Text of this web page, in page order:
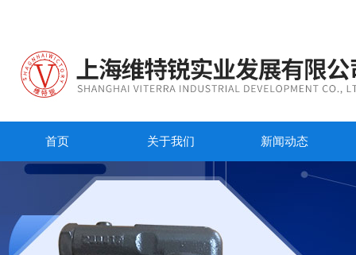
首页 关于我们 新闻动态